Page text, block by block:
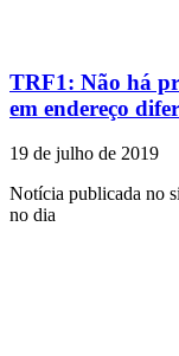
TRF1: Não há
em endereço
19 de julho de 2019
Notícia publicada no
no dia